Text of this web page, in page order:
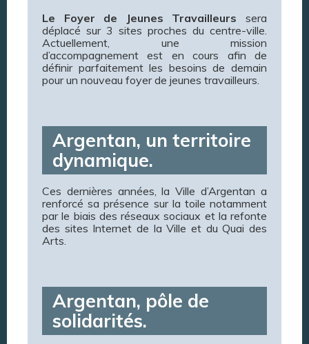
Le Foyer de Jeunes Travailleurs sera
déplacé sur 3 sites proches du centre-ville.
Actuellement, une mission
d’accompagnement est en cours afin de
définir parfaitement les besoins de demain
pour un nouveau foyer de jeunes travailleurs.
Argentan, un territoire
dynamique.
Ces dernières années, la Ville d’Argentan a
renforcé sa présence sur la toile notamment
par le biais des réseaux sociaux et la refonte
des sites Internet de la Ville et du Quai des
Arts.
Argentan, pôle de
solidarités.